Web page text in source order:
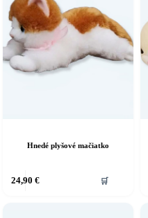
Hnedé plyšové mačiatko
24,90 € 🛒